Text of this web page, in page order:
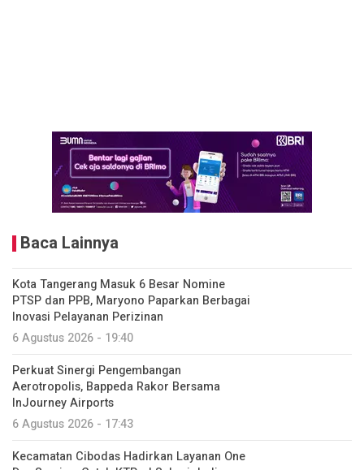
Baca Lainnya
Kota Tangerang Masuk 6 Besar Nomine
PTSP dan PPB, Maryono Paparkan Berbagai
Inovasi Pelayanan Perizinan
6 Agustus 2026 - 19:40
Perkuat Sinergi Pengembangan
Aerotropolis, Bappeda Rakor Bersama
InJourney Airports
6 Agustus 2026 - 17:43
Kecamatan Cibodas Hadirkan Layanan One